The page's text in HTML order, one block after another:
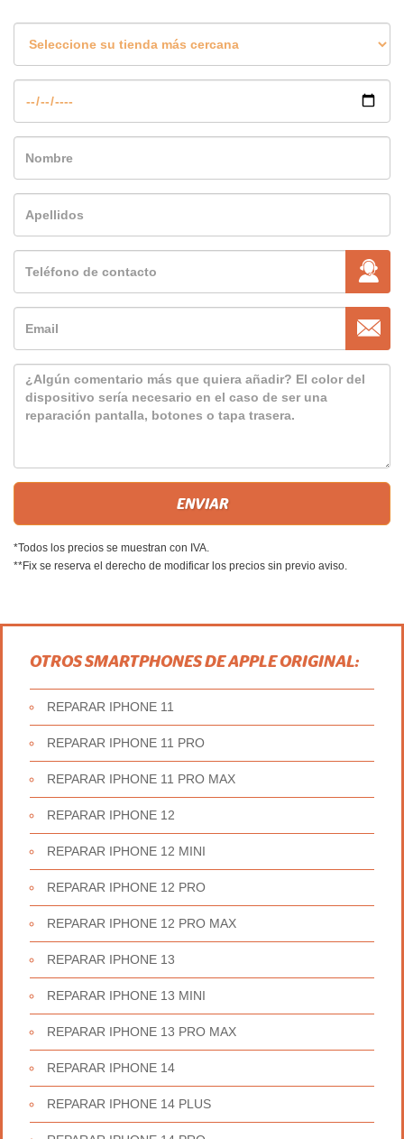
*Todos los precios se muestran con IVA.
**Fix se reserva el derecho de modificar los precios sin previo aviso.
OTROS SMARTPHONES DE APPLE ORIGINAL:
REPARAR IPHONE 11
REPARAR IPHONE 11 PRO
REPARAR IPHONE 11 PRO MAX
REPARAR IPHONE 12
REPARAR IPHONE 12 MINI
REPARAR IPHONE 12 PRO
REPARAR IPHONE 12 PRO MAX
REPARAR IPHONE 13
REPARAR IPHONE 13 MINI
REPARAR IPHONE 13 PRO MAX
REPARAR IPHONE 14
REPARAR IPHONE 14 PLUS